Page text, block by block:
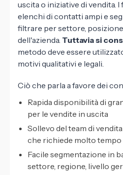
uscita o iniziative di
elenchi di contatti ampi e
filtrare per settore,
dell'azienda. Tuttavia si
metodo deve essere
motivi qualitativi e legali.
Ciò che parla a favore dei
Rapida disponibilità di
per le vendite in uscita
Sollevo del team di
che richiede molto tempo
Facile segmentazione in
settore, regione, livello